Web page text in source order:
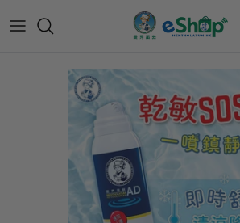
所有產品
面部護理
身體護理
眼睛護理
所有產品
護膚用品
個人護理用品
護眼產品
Mentholatum
樂敦 Rohto
肌研 Hada
Acnes 優惠券
Oxy 優惠券
肌研極潤保濕冰感霜優惠券
肌研極潤保濕化妝水現金券
會員獎賞計劃
積分兌換獎賞教學
🎊會員快閃優惠💌
最新限定🔥
50惠 優惠
肌研 Hada Labo 優惠
網店獨家套裝🌟